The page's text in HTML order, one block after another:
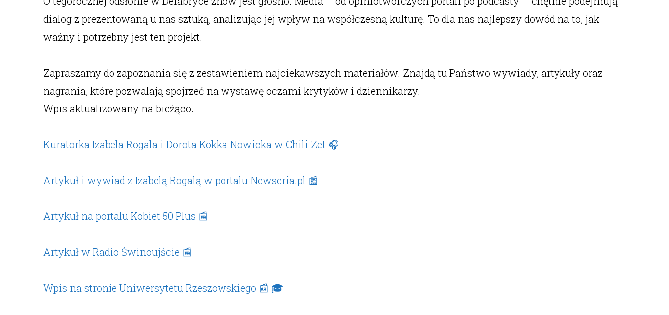
dialog z prezentowaną u nas sztuką, analizując jej wpływ na współczesną kulturę. To dla nas najlepszy dowód na to, jak
ważny i potrzebny jest ten projekt.
Zapraszamy do zapoznania się z zestawieniem najciekawszych materiałów. Znajdą tu Państwo wywiady, artykuły oraz
nagrania, które pozwalają spojrzeć na wystawę oczami krytyków i dziennikarzy.
Wpis aktualizowany na bieżąco.
Kuratorka Izabela Rogala i Dorota Kokka Nowicka w Chili Zet 🎧
Artykuł i wywiad z Izabelą Rogalą w portalu Newseria.pl 📰
Artykuł na portalu Kobiet 50 Plus 📰
Artykuł w Radio Świnoujście 📰
Wpis na stronie Uniwersytetu Rzeszowskiego 📰 🎓